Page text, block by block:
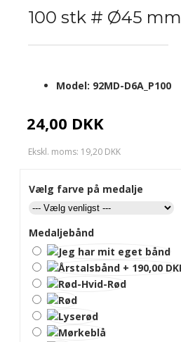
100 stk # Ø45 mm
24,00 DKK
Ekskl. moms: 19,20 DKK
Model: 92MD-D6A_P100
Vælg farve på medalje
Medaljebånd